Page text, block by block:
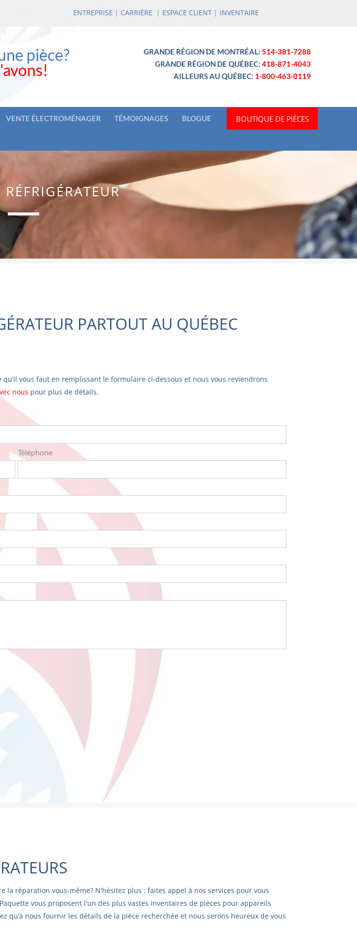
ENTREPRISE | CARRIÈRE | ESPACE CLIENT | INVENTAIRE
pièce? GRANDE RÉGION DE MONTRÉAL: 514-381-7288
GRANDE RÉGION DE QUÉBEC: 418-871-4043
AILLEURS AU QUÉBEC: 1-800-463-0119
VENTE ÉLECTROMÉNAGER TÉMOIGNAGES BLOGUE BOUTIQUE DE PIÈCES
RÉFRIGÉRATEUR
PARTOUT AU QUÉBEC
qu’il vous faut en remplissant le formulaire ci-dessous et nous vous reviendrons
nous pour plus de détails.
Téléphone
réparation vous-même? N'hésitez plus : faites appel à nos services pour vous
vous proposent l'un des plus vastes inventaires de pièces pour appareils
qu’à nous fournir les détails de la pièce recherchée et nous serons heureux de vous